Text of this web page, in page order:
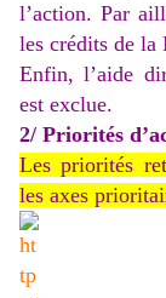
l’action. Par
les crédits de
Enfin, l’aide
est exclue.
2/ Priorités
Les priorités
les axes